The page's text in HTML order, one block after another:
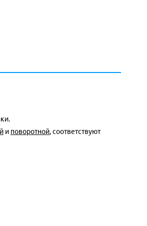
и поворотной, соответствуют